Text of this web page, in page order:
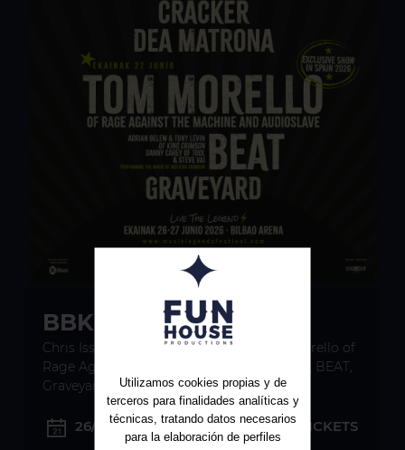
BBK Legends 2026
Chris Issak, Cracker, Dea Matrona, Tom Morello of
Rage Against The Machine and Audioslave, BEAT,
Graveyard
26/06/2026 TICKETS
Utilizamos cookies propias y de
terceros para finalidades analíticas y
técnicas, tratando datos necesarios
para la elaboración de perfiles